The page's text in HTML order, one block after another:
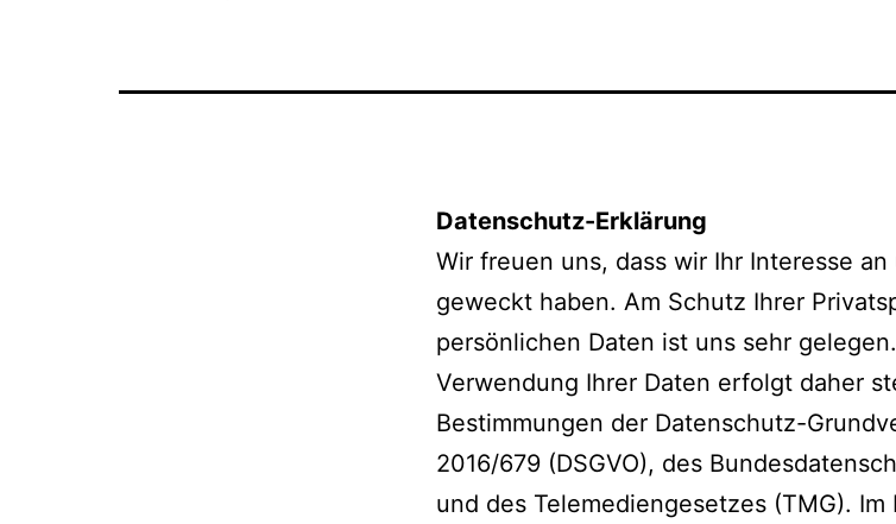
Datenschutz-Erklärung
Wir freuen uns, dass wir Ihr Interesse
geweckt haben. Am Schutz Ihrer
persönlichen Daten ist uns sehr
Verwendung Ihrer Daten erfolgt daher
Bestimmungen der Datenschutz-
2016/679 (DSGVO), des
und des Telemediengesetzes (TMG).